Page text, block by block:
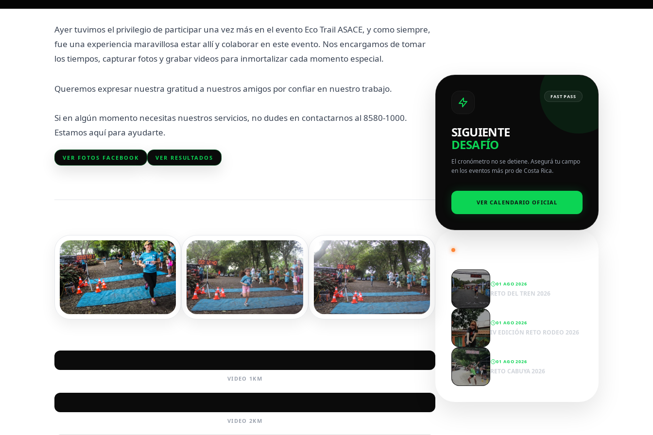
Ayer tuvimos el privilegio de participar una vez más en el evento Eco Trail ASACE, y como siempre,
fue una experiencia maravillosa estar allí y colaborar en este evento. Nos encargamos de tomar
los tiempos, capturar fotos y grabar videos para inmortalizar cada momento especial.
Queremos expresar nuestra gratitud a nuestros amigos por confiar en nuestro trabajo.
Si en algún momento necesitas nuestros servicios, no dudes en contactarnos al 8580-1000.
Estamos aquí para ayudarte.
VER FOTOS FACEBOOK VER RESULTADOS
VIDEO 1KM
VIDEO 2KM
FAST PASS
SIGUIENTE
DESAFÍO
El cronómetro no se detiene. Asegurá tu campo
en los eventos más pro de Costa Rica.
VER CALENDARIO OFICIAL
01 AGO 2026
RETO DEL TREN 2026
01 AGO 2026
IV EDICIÓN RETO RODEO 2026
01 AGO 2026
RETO CABUYA 2026